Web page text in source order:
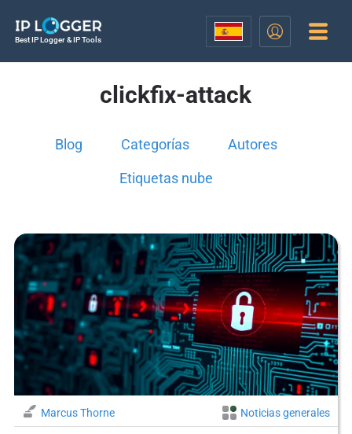
Best IP Logger & IP Tools
clickfix-attack
Blog Categorías Autores
Etiquetas nube
Marcus Thorne Noticias generales